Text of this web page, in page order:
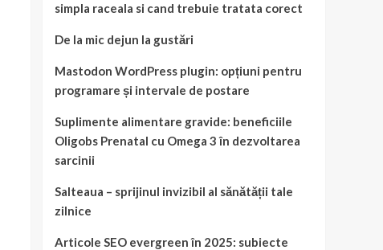
simpla raceala si cand trebuie tratata corect
De la mic dejun la gustări
Mastodon WordPress plugin: opțiuni pentru
programare și intervale de postare
Suplimente alimentare gravide: beneficiile
Oligobs Prenatal cu Omega 3 în dezvoltarea
sarcinii
Salteaua – sprijinul invizibil al sănătății tale
zilnice
Articole SEO evergreen în 2025: subiecte